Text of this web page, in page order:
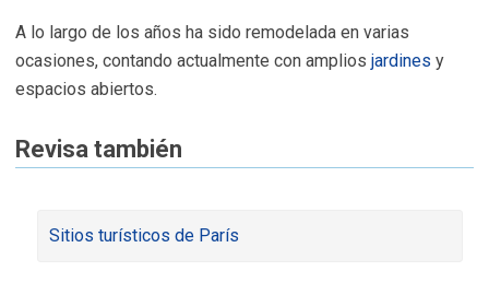
A lo largo de los años ha sido remodelada en varias
ocasiones, contando actualmente con amplios jardines y
espacios abiertos.
Revisa también
Sitios turísticos de París